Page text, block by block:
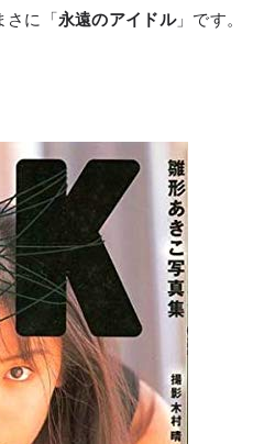
さに「永遠のアイドル」です。